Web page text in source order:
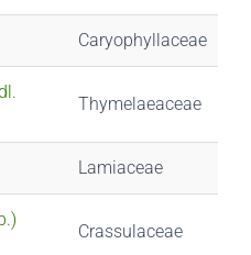
Caryophyllaceae
Thymelaeaceae
Lamiaceae
Crassulaceae